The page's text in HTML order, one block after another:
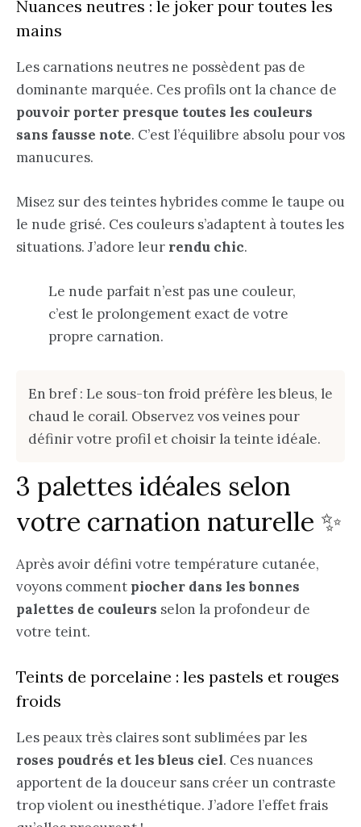
Nuances neutres : le joker pour toutes les
mains
Les carnations neutres ne possèdent pas de
dominante marquée. Ces profils ont la chance de
pouvoir porter presque toutes les couleurs
sans fausse note. C’est l’équilibre absolu pour vos
manucures.
Misez sur des teintes hybrides comme le taupe ou
le nude grisé. Ces couleurs s’adaptent à toutes les
situations. J’adore leur rendu chic.
Le nude parfait n’est pas une couleur,
c’est le prolongement exact de votre
propre carnation.
En bref : Le sous-ton froid préfère les bleus, le
chaud le corail. Observez vos veines pour
définir votre profil et choisir la teinte idéale.
3 palettes idéales selon
votre carnation naturelle ✨
Après avoir défini votre température cutanée,
voyons comment piocher dans les bonnes
palettes de couleurs selon la profondeur de
votre teint.
Teints de porcelaine : les pastels et rouges
froids
Les peaux très claires sont sublimées par les
roses poudrés et les bleus ciel. Ces nuances
apportent de la douceur sans créer un contraste
trop violent ou inesthétique. J’adore l’effet frais